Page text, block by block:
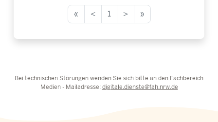
« < 1 > »
Bei technischen Störungen wenden Sie sich bitte an den Fachbereich
Medien - Mailadresse:digitale.dienste@fah.nrw.de